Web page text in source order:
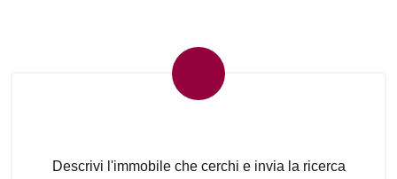
Descrivi l'immobile che cerchi e invia la ricerca